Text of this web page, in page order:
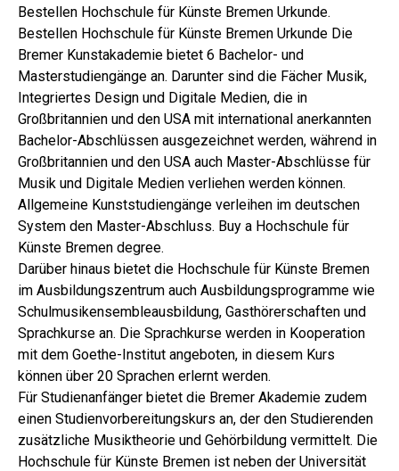
Bestellen Hochschule für Künste Bremen Urkunde.
Bestellen Hochschule für Künste Bremen Urkunde Die
Bremer Kunstakademie bietet 6 Bachelor- und
Masterstudiengänge an. Darunter sind die Fächer Musik,
Integriertes Design und Digitale Medien, die in
Großbritannien und den USA mit international anerkannten
Bachelor-Abschlüssen ausgezeichnet werden, während in
Großbritannien und den USA auch Master-Abschlüsse für
Musik und Digitale Medien verliehen werden können.
Allgemeine Kunststudiengänge verleihen im deutschen
System den Master-Abschluss. Buy a Hochschule für
Künste Bremen degree.
Darüber hinaus bietet die Hochschule für Künste Bremen
im Ausbildungszentrum auch Ausbildungsprogramme wie
Schulmusikensembleausbildung, Gasthörerschaften und
Sprachkurse an. Die Sprachkurse werden in Kooperation
mit dem Goethe-Institut angeboten, in diesem Kurs
können über 20 Sprachen erlernt werden.
Für Studienanfänger bietet die Bremer Akademie zudem
einen Studienvorbereitungskurs an, der den Studierenden
zusätzliche Musiktheorie und Gehörbildung vermittelt. Die
Hochschule für Künste Bremen ist neben der Universität